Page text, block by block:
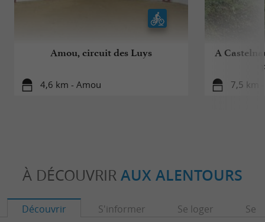
Amou, circuit des Luys
4,6 km - Amou
A
7,5 km
À DÉCOUVRIR AUX ALENTOURS
Découvrir S'informer Se loger Se